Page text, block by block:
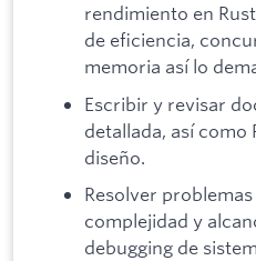
rendimiento en
de eficiencia,
memoria así lo
Escribir y revisar
detallada, así como
diseño.
Resolver
complejidad y
debugging de